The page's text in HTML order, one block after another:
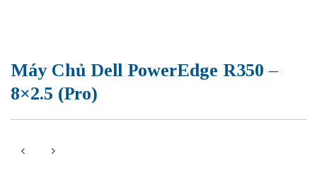
Máy Chủ Dell PowerEdge R350 –
8×2.5 (Pro)